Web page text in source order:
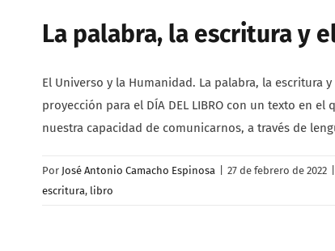
La palabra, la escritura y
El Universo y la Humanidad. La palabra, la
proyección para el DÍA DEL LIBRO con un texto en
nuestra capacidad de comunicarnos, a través de
Por José Antonio Camacho Espinosa 27 de febrero de 2022
escritura, libro